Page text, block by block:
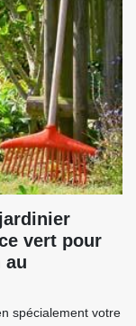
vert pour
au
spécialement votre